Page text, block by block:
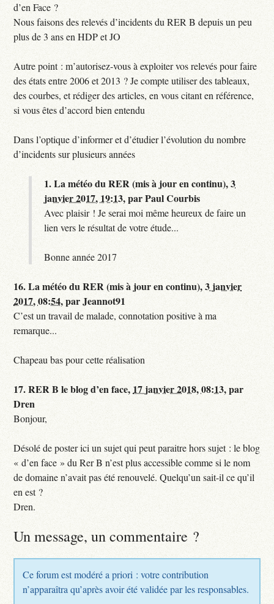
d’en Face ?
Nous faisons des relevés d’incidents du RER B depuis un peu
plus de 3 ans en HDP et JO
Autre point : m’autorisez-vous à exploiter vos relevés pour faire
des états entre 2006 et 2013 ? Je compte utiliser des tableaux,
des courbes, et rédiger des articles, en vous citant en référence,
si vous êtes d’accord bien entendu
Dans l’optique d’informer et d’étudier l’évolution du nombre
d’incidents sur plusieurs années
1.La météo du RER (mis à jour en continu),3
janvier 2017, 19:13,parPaul Courbis
Avec plaisir ! Je serai moi même heureux de faire un
lien vers le résultat de votre étude...
Bonne année 2017
16.La météo du RER (mis à jour en continu),3 janvier
2017, 08:54,parJeannot91
C’est un travail de malade, connotation positive à ma
remarque...
Chapeau bas pour cette réalisation
17.RER B le blog d’en face, 17 janvier 2018, 08:13,par
Dren
Bonjour,
Désolé de poster ici un sujet qui peut paraitre hors sujet : le blog
« d’en face » du Rer B n’est plus accessible comme si le nom
de domaine n’avait pas été renouvelé. Quelqu’un sait-il ce qu’il
en est ?
Dren.
Un message, un commentaire ?
Ce forum est modéré a priori : votre contribution
n’apparaîtra qu’après avoir été validée par les responsables.